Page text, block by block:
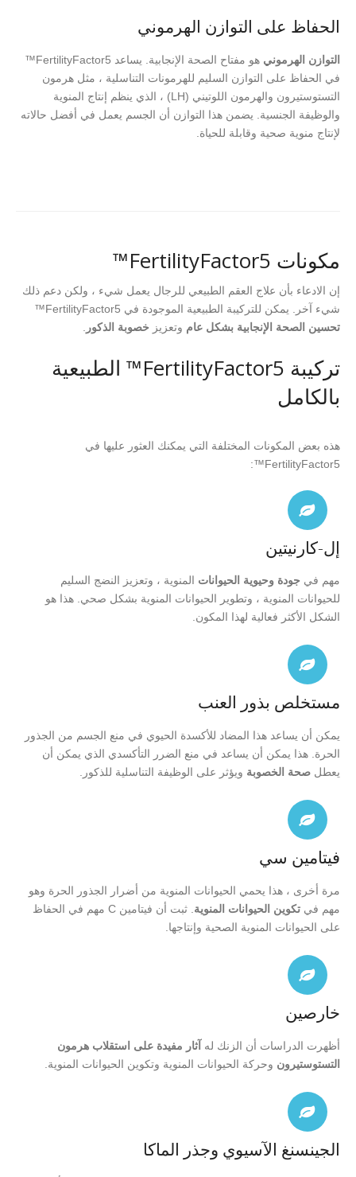
الحفاظ على التوازن الهرموني
التوازن الهرموني
هو مفتاح الصحة الإنجابية. يساعد FertilityFactor5™
في الحفاظ على التوازن السليم للهرمونات التناسلية ، مثل هرمون
التستوستيرون والهرمون اللوتيني (LH) ، الذي ينظم إنتاج المنوية
والوظيفة الجنسية. يضمن هذا التوازن أن الجسم يعمل في أفضل حالاته
لإنتاج منوية صحية وقابلة للحياة.
مكونات FertilityFactor5™
إن الادعاء بأن علاج العقم الطبيعي للرجال يعمل شيء ، ولكن دعم ذلك
شيء آخر. يمكن للتركيبة الطبيعية الموجودة في FertilityFactor5™
تحسين الصحة الإنجابية بشكل عام وتعزيز خصوبة الذكور
تركيبة FertilityFactor5™ الطبيعية
بالكامل
هذه بعض المكونات المختلفة التي يمكنك العثور عليها في
FertilityFactor5™:
إل-كارنيتين
مهم في جودة وحيوية الحيوانات المنوية ، وتعزيز النضج السليم
للحيوانات المنوية ، وتطوير الحيوانات المنوية بشكل صحي. هذا هو
الشكل الأكثر فعالية لهذا المكون.
مستخلص بذور العنب
يمكن أن يساعد هذا المضاد للأكسدة الحيوي في منع الجسم من الجذور
الحرة. هذا يمكن أن يساعد في منع الضرر التأكسدي الذي يمكن أن
يعطل صحة الخصوبة ويؤثر على الوظيفة التناسلية للذكور.
فيتامين سي
مرة أخرى ، هذا يحمي الحيوانات المنوية من أضرار الجذور الحرة وهو
مهم في تكوين الحيوانات المنوية
. ثبت أن فيتامين C مهم في الحفاظ
على الحيوانات المنوية الصحية وإنتاجها.
خارصين
أظهرت الدراسات أن الزنك له آثار مفيدة على استقلاب هرمون
التستوستيرون وحركة الحيوانات المنوية وتكوين الحيوانات المنوية.
الجينسنغ الآسيوي وجذر الماكا